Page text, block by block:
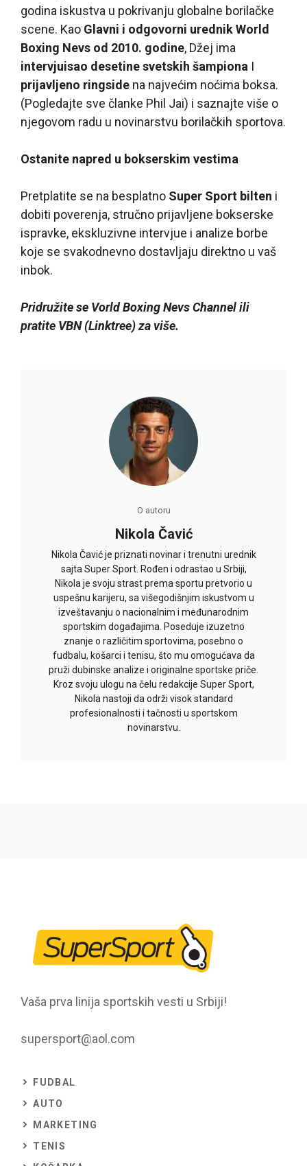
godina iskustva u pokrivanju globalne borilačke
scene. Kao Glavni i odgovorni urednik World
Boxing Nevs od 2010. godine, Džej ima
intervjuisao desetine svetskih šampiona I
prijavljeno ringside na najvećim noćima boksa.
(Pogledajte sve članke Phil Jai) i saznajte više o
njegovom radu u novinarstvu borilačkih sportova.
Ostanite napred u bokserskim vestima
Pretplatite se na besplatno Super Sport bilten i
dobiti poverenja, stručno prijavljene bokserske
ispravke, ekskluzivne intervjue i analize borbe
koje se svakodnevno dostavljaju direktno u vaš
inbok.
Pridružite se Vorld Boxing Nevs Channel ili
pratite VBN (Linktree) za više.
O autoru
Nikola Čavić
Nikola Čavić je priznati novinar i trenutni urednik
sajta Super Sport. Rođen i odrastao u Srbiji,
Nikola je svoju strast prema sportu pretvorio u
uspešnu karijeru, sa višegodišnjim iskustvom u
izveštavanju o nacionalnim i međunarodnim
sportskim događajima. Poseduje izuzetno
znanje o različitim sportovima, posebno o
fudbalu, košarci i tenisu, što mu omogućava da
pruži dubinske analize i originalne sportske priče.
Kroz svoju ulogu na čelu redakcije Super Sport,
Nikola nastoji da održi visok standard
profesionalnosti i tačnosti u sportskom
novinarstvu.
Vaša prva linija sportskih vesti u Srbiji!
supersport@aol.com
FUDBAL
AUTO
MARKETING
TENIS